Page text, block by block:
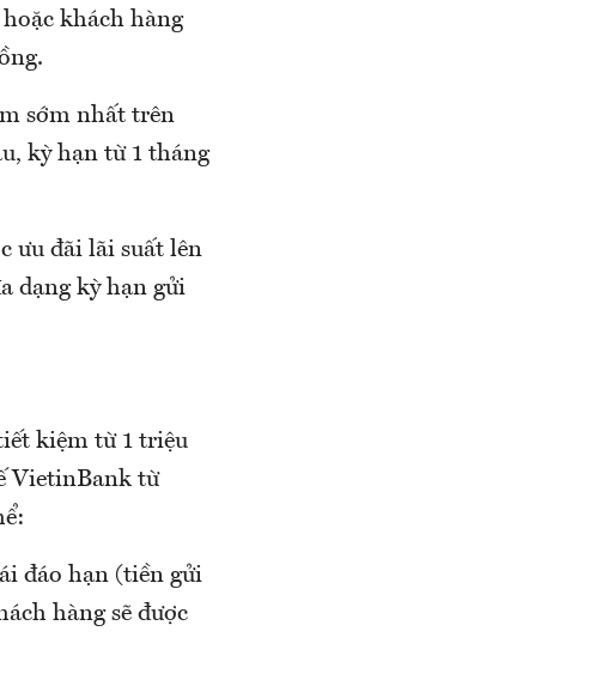
khách hàng
sớm nhất trên
kỳ hạn từ 1 tháng
ưu đãi lãi suất lên
dạng kỳ hạn gửi
kiệm từ 1 triệu
VietinBank từ
đáo hạn (tiền gửi
hàng sẽ được